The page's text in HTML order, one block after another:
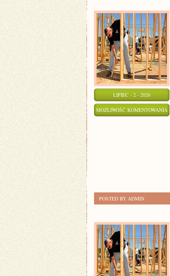
LIPIEC - 2 - 2026
MOŻLIWOŚĆ KOMENTOWANIA
POSTED BY ADMIN